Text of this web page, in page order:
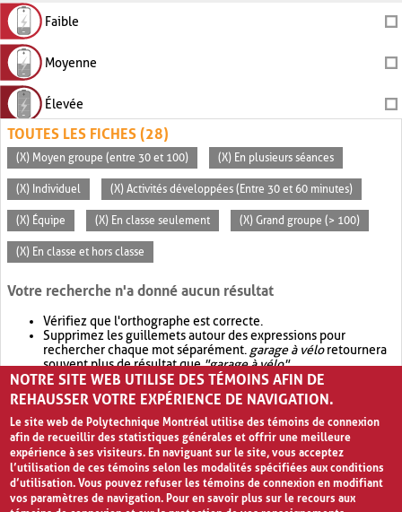
Faible
Moyenne
Élevée
TOUTES LES FICHES (28)
(X) Moyen groupe (entre 30 et 100) (X) En plusieurs séances
(X) Individuel (X) Activités développées (Entre 30 et 60 minutes)
(X) Équipe (X) En classe seulement (X) Grand groupe (> 100)
(X) En classe et hors classe
Votre recherche n'a donné aucun résultat
Vérifiez que l'orthographe est correcte.
Supprimez les guillemets autour des expressions pour
rechercher chaque mot séparément. garage à véloretournera
souvent plus de résultat que"garage à vélo".
Envisagez d'élargir votre recherche avec OR.garage OR vélo
retournera souvent plus de résultat quegarage à vélo
NOTRE SITE WEB UTILISE DES TÉMOINS AFIN DE
REHAUSSER VOTRE EXPÉRIENCE DE NAVIGATION.
Le site web de Polytechnique Montréal utilise des témoins de connexion
afin de recueillir des statistiques générales et offrir une meilleure
expérience à ses visiteurs. En naviguant sur le site, vous acceptez
l’utilisation de ces témoins selon les modalités spécifiées aux conditions
d’utilisation. Vous pouvez refuser les témoins de connexion en modifiant
vos paramètres de navigation. Pour en savoir plus sur le recours aux